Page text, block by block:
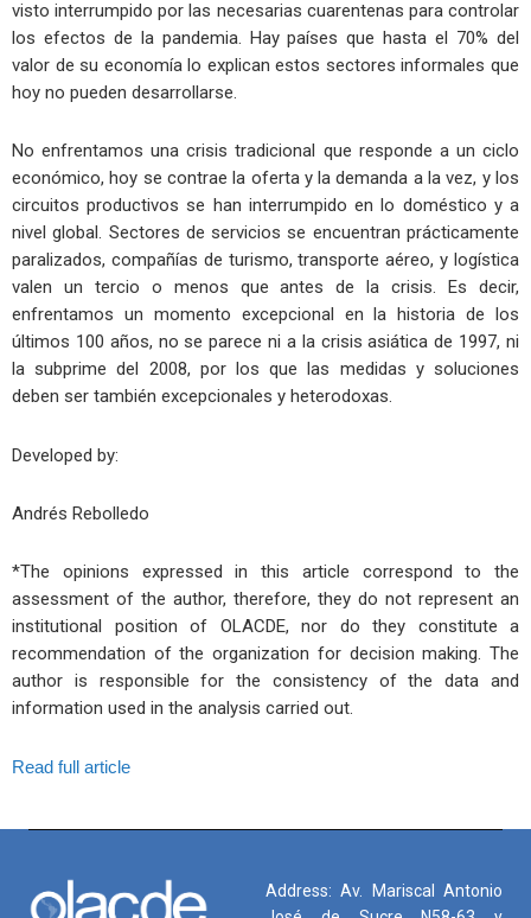
visto interrumpido por las necesarias cuarentenas para controlar
los efectos de la pandemia. Hay países que hasta el 70% del
valor de su economía lo explican estos sectores informales que
hoy no pueden desarrollarse.
No enfrentamos una crisis tradicional que responde a un ciclo
económico, hoy se contrae la oferta y la demanda a la vez, y los
circuitos productivos se han interrumpido en lo doméstico y a
nivel global. Sectores de servicios se encuentran prácticamente
paralizados, compañías de turismo, transporte aéreo, y logística
valen un tercio o menos que antes de la crisis. Es decir,
enfrentamos un momento excepcional en la historia de los
últimos 100 años, no se parece ni a la crisis asiática de 1997, ni
la subprime del 2008, por los que las medidas y soluciones
deben ser también excepcionales y heterodoxas.
Developed by:
Andrés Rebolledo
*The opinions expressed in this article correspond to the
assessment of the author, therefore, they do not represent an
institutional position of OLACDE, nor do they constitute a
recommendation of the organization for decision making. The
author is responsible for the consistency of the data and
information used in the analysis carried out.
Read full article
Address: Av. Mariscal Antonio